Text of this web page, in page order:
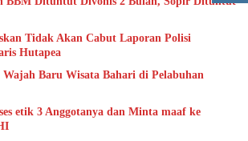
Tidak Akan Cabut Laporan Polisi
Hutapea
Baru Wisata Bahari di Pelabuhan
etik 3 Anggotanya dan Minta maaf ke